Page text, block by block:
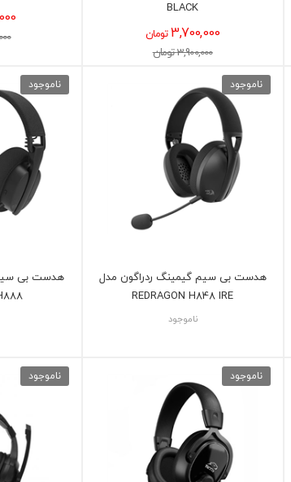
BLACK
3,700,000 تومان
3,900,000 تومان
ناموجود
هدست بی سیم گیمینگ ردراگون مدل
REDRAGON H848 IRE
ناموجود
ناموجود
هدست بی
ناموجود ناموجود